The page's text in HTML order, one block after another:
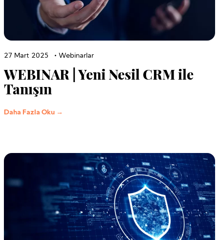
27 Mart 2025 • Webinarlar
WEBINAR | Yeni Nesil CRM ile
Tanışın
Daha Fazla Oku →